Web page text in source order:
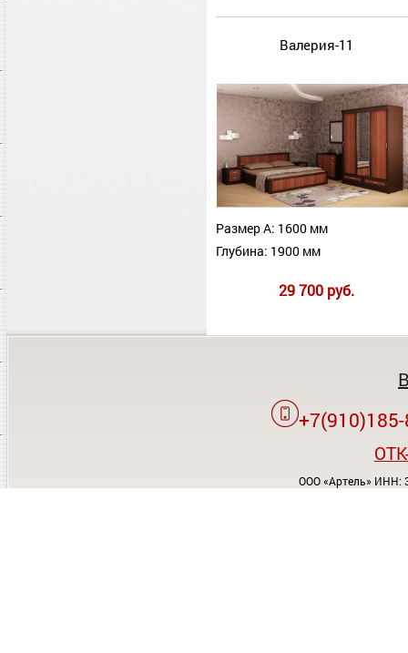
Валерия-11
Размер А: 1600 мм
Глубина: 1900 мм
29 700 руб.
ООО «Артель» ИНН: